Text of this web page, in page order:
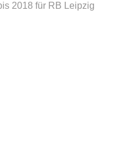
2018 für RB Leipzig